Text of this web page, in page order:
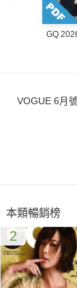
GQ
VOGUE 6月
本類暢銷榜
2